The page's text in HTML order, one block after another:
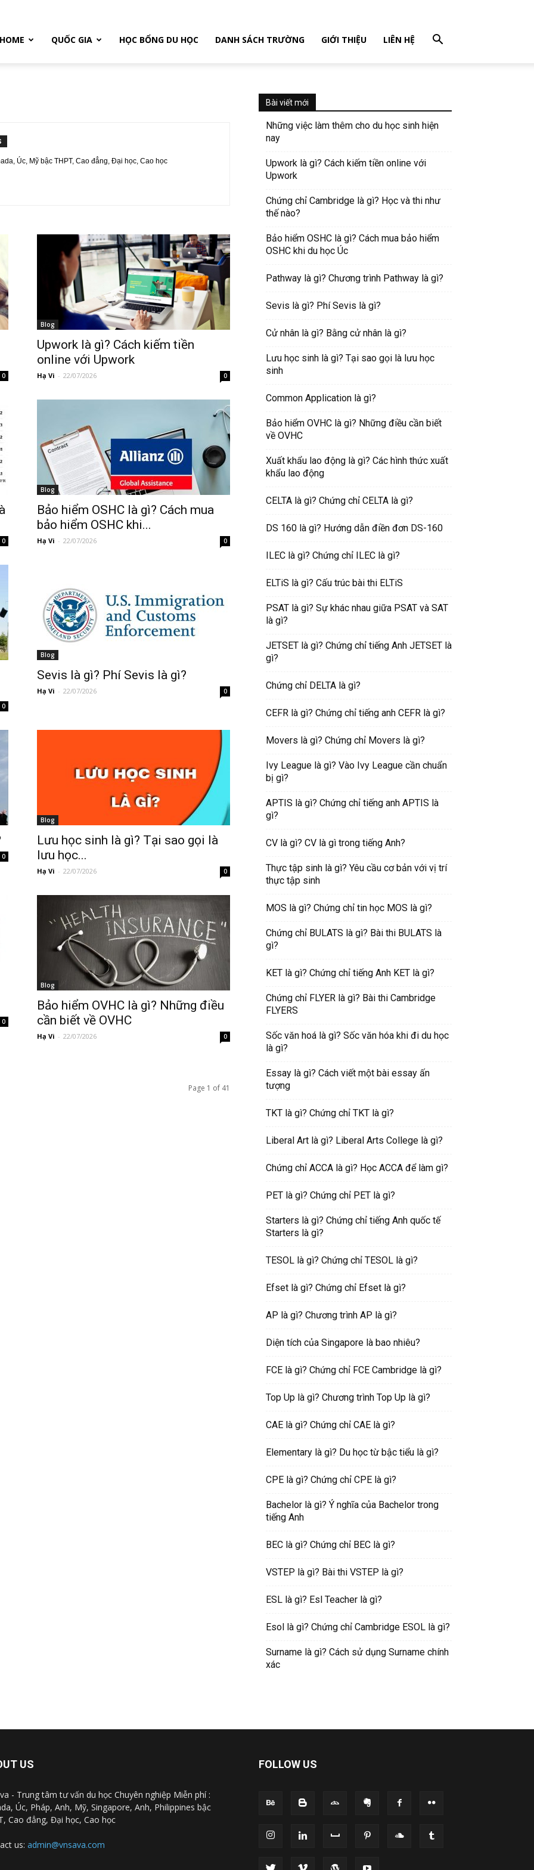
HOME QUỐC GIA HỌC BỔNG DU HỌC DANH SÁCH TRƯỜNG GIỚI THIỆU LIÊN HỆ
Úc, Mỹ bậc THPT, Cao đẳng, Đại học, Cao học
0
Blog
Upwork là gì? Cách kiếm tiền
online với Upwork
Hạ Vi - 22/07/2026 0
0
Blog
Bảo hiểm OSHC là gì? Cách mua
bảo hiểm OSHC khi...
Hạ Vi - 22/07/2026 0
0
Blog
Sevis là gì? Phí Sevis là gì?
Hạ Vi - 22/07/2026 0
0
Blog
Lưu học sinh là gì? Tại sao gọi là
lưu học...
Hạ Vi - 22/07/2026 0
0
Blog
Bảo hiểm OVHC là gì? Những điều
cần biết về OVHC
Hạ Vi - 22/07/2026 0
Page 1 of 41
Bài viết mới
Những việc làm thêm cho du học sinh hiện
nay
Upwork là gì? Cách kiếm tiền online với
Upwork
Chứng chỉ Cambridge là gì? Học và thi như
thế nào?
Bảo hiểm OSHC là gì? Cách mua bảo hiểm
OSHC khi du học Úc
Pathway là gì? Chương trình Pathway là gì?
Sevis là gì? Phí Sevis là gì?
Cử nhân là gì? Bằng cử nhân là gì?
Lưu học sinh là gì? Tại sao gọi là lưu học
sinh
Common Application là gì?
Bảo hiểm OVHC là gì? Những điều cần biết
về OVHC
Xuất khẩu lao động là gì? Các hình thức xuất
khẩu lao động
CELTA là gì? Chứng chỉ CELTA là gì?
DS 160 là gì? Hướng dẫn điền đơn DS-160
ILEC là gì? Chứng chỉ ILEC là gì?
ELTiS là gì? Cấu trúc bài thi ELTiS
PSAT là gì? Sự khác nhau giữa PSAT và SAT
là gì?
JETSET là gì? Chứng chỉ tiếng Anh JETSET là
gì?
Chứng chỉ DELTA là gì?
CEFR là gì? Chứng chỉ tiếng anh CEFR là gì?
Movers là gì? Chứng chỉ Movers là gì?
Ivy League là gì? Vào Ivy League cần chuẩn
bị gì?
APTIS là gì? Chứng chỉ tiếng anh APTIS là
gì?
CV là gì? CV là gì trong tiếng Anh?
Thực tập sinh là gì? Yêu cầu cơ bản với vị trí
thực tập sinh
MOS là gì? Chứng chỉ tin học MOS là gì?
Chứng chỉ BULATS là gì? Bài thi BULATS là
gì?
KET là gì? Chứng chỉ tiếng Anh KET là gì?
Chứng chỉ FLYER là gì? Bài thi Cambridge
FLYERS
Sốc văn hoá là gì? Sốc văn hóa khi đi du học
là gì?
Essay là gì? Cách viết một bài essay ấn
tượng
TKT là gì? Chứng chỉ TKT là gì?
Liberal Art là gì? Liberal Arts College là gì?
Chứng chỉ ACCA là gì? Học ACCA để làm gì?
PET là gì? Chứng chỉ PET là gì?
Starters là gì? Chứng chỉ tiếng Anh quốc tế
Starters là gì?
TESOL là gì? Chứng chỉ TESOL là gì?
Efset là gì? Chứng chỉ Efset là gì?
AP là gì? Chương trình AP là gì?
Diện tích của Singapore là bao nhiêu?
FCE là gì? Chứng chỉ FCE Cambridge là gì?
Top Up là gì? Chương trình Top Up là gì?
CAE là gì? Chứng chỉ CAE là gì?
Elementary là gì? Du học từ bậc tiểu là gì?
CPE là gì? Chứng chỉ CPE là gì?
Bachelor là gì? Ý nghĩa của Bachelor trong
tiếng Anh
BEC là gì? Chứng chỉ BEC là gì?
VSTEP là gì? Bài thi VSTEP là gì?
ESL là gì? Esl Teacher là gì?
Esol là gì? Chứng chỉ Cambridge ESOL là gì?
Surname là gì? Cách sử dụng Surname chính
xác
US
- Trung tâm tư vấn du học Chuyên nghiệp Miễn phí :
Úc, Pháp, Anh, Mỹ, Singapore, Anh, Philippines bậc
Cao đẳng, Đại học, Cao học
us: admin@vnsava.com
FOLLOW US